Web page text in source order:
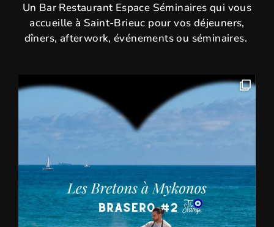
Un Bar Restaurant Espace Séminaires qui vous
accueille à Saint-Brieuc pour vos déjeuners,
dîners, afterwork, événements ou séminaires.